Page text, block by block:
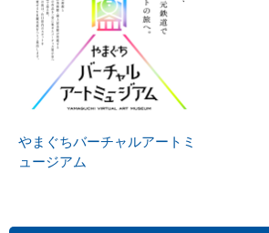
やまぐちバーチャルアートミ
ュージアム